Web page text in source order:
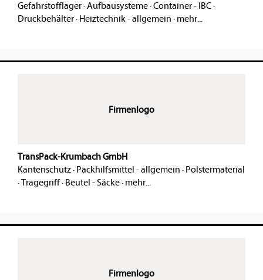
Gefahrstofflager·Aufbausysteme·Container - IBC·
Druckbehälter· Heiztechnik - allgemein · mehr...
Firmenlogo
TransPack-Krumbach GmbH
Kantenschutz· Packhilfsmittel - allgemein · Polstermaterial
·Tragegriff· Beutel - Säcke· mehr...
Firmenlogo